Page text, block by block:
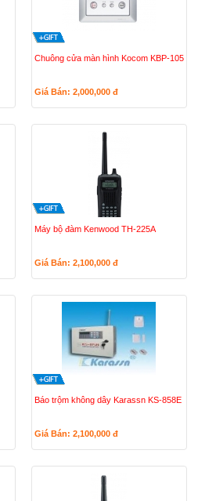
Chuông cửa màn hình Kocom KBP-105
Giá Bán: 2,000,000 đ
Máy bộ đàm Kenwood TH-225A
Giá Bán: 2,100,000 đ
Báo trộm không dây Karassn KS-858E
Giá Bán: 2,100,000 đ